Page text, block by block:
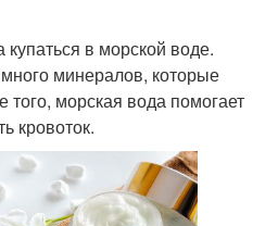
в морской воде.
минералов, которые
морская вода помогает
кровоток.